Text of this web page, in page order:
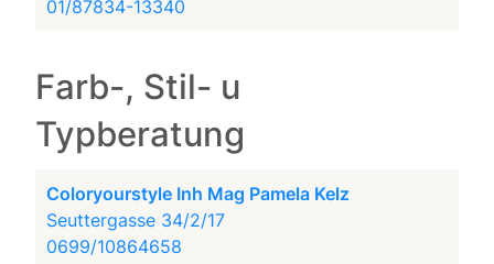
01/87834-13340
Farb-, Stil- u
Typberatung
Coloryourstyle Inh Mag Pamela Kelz
Seuttergasse 34/2/17
0699/10864658